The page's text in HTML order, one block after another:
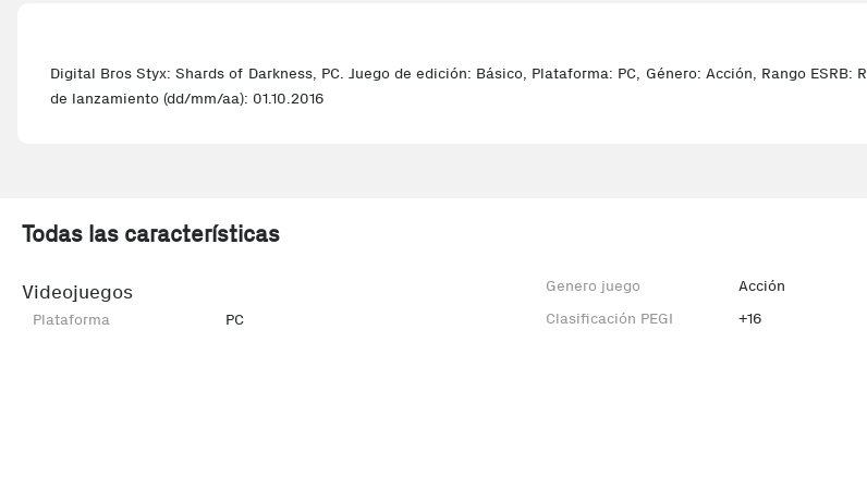
Digital Bros Styx: Shards of Darkness, PC. Juego de edición: Básico, Plataforma: PC, Género: Acción, Rango
de lanzamiento (dd/mm/aa): 01.10.2016
Todas las características
Videojuegos
Plataforma PC
Genero juego
Acción
Clasificación PEGI
+16